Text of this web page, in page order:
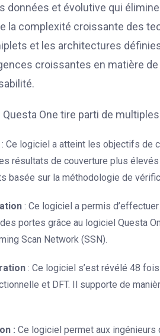
données et évolutive qui
la complexité croissante des
et les architectures
croissantes en matière
One tire parti de
: Ce logiciel a atteint les objectifs de
résultats de couverture plus
basée sur la méthodologie de
: Ce logiciel a permis
portes grâce au logiciel Questa
Scan Network (SSN).
: Ce logiciel s’est révélé 48
et DFT. Il supporte de
: Ce logiciel permet aux ingénieurs